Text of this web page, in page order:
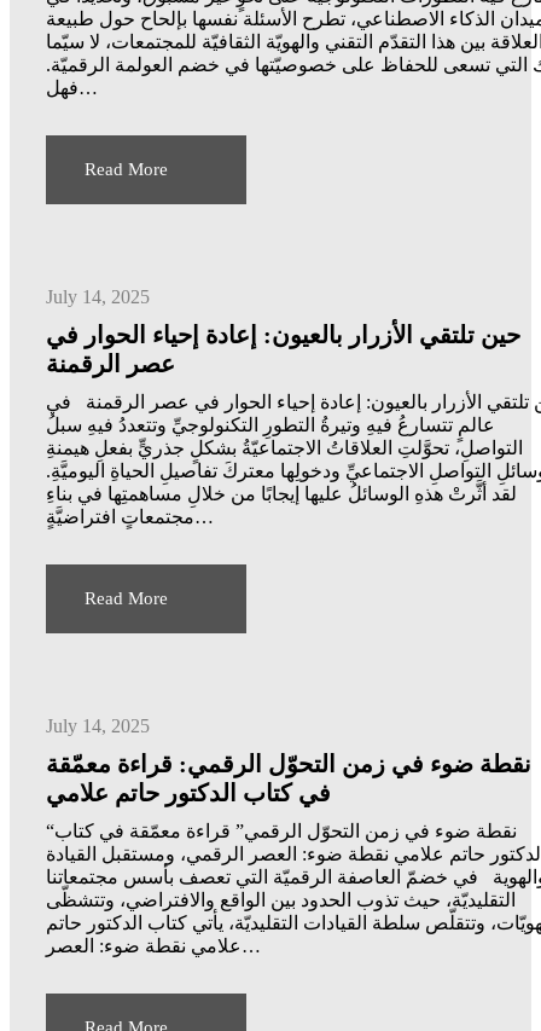
الذكاء الاصطناعي، تطرح الأسئلة نفسها بإلحاح حول طبيعة
بين هذا التقدّم التقني والهويّة الثقافيّة للمجتمعات، لا سيّما
التي تسعى للحفاظ على خصوصيّتها في خضم العولمة الرقميّة.
فهل…
Read More
July 14, 2025
حين تلتقي الأزرار بالعيون: إعادة إحياء الحوار في
عصر الرقمنة
تلتقي الأزرار بالعيون: إعادة إحياء الحوار في عصر الرقمنة في
عالمٍ تتسارعُ فيهِ وتيرةُ التطورِ التكنولوجيِّ وتتعددُ فيهِ سبلُ
التواصلِ، تحوَّلتِ العلاقاتُ الاجتماعيّةُ بشكلٍ جذريٍّ بفعلِ هيمنةِ
التواصلِ الاجتماعيِّ ودخولِها معتركَ تفاصيلِ الحياةِ اليوميَّةِ.
لقد أثَّرتْ هذهِ الوسائلُ عليها إيجابًا من خلالِ مساهمتِها في بناءِ
مجتمعاتٍ افتراضيَّةٍ…
Read More
July 14, 2025
نقطة ضوء في زمن التحوّل الرقمي: قراءة معمّقة
في كتاب الدكتور حاتم علامي
“نقطة ضوء في زمن التحوّل الرقمي” قراءة معمّقة في كتاب
حاتم علامي نقطة ضوء: العصر الرقمي، ومستقبل القيادة
في خضمّ العاصفة الرقميّة التي تعصف بأسس مجتمعاتنا
التقليديّة، حيث تذوب الحدود بين الواقع والافتراضي، وتتشظّى
وتتقلّص سلطة القيادات التقليديّة، يأتي كتاب الدكتور حاتم
علامي نقطة ضوء: العصر…
Read More